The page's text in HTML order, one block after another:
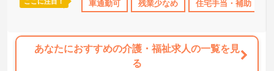
ブランクOK 社会保険完備 交通費支給 退職金制度あり
ここに注目！ 車通勤可 残業少なめ 住宅手当・補助
あなたにおすすめの介護・福祉求人の一覧を見
る